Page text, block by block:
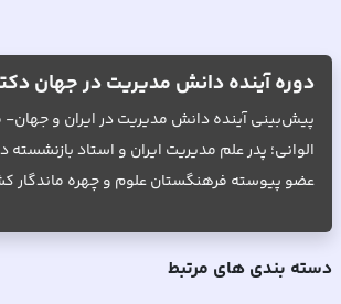
دوره آینده دانش مدیریت در جهان
پیش‌بینی آینده دانش مدیریت در ایران و جهان-
الوانی؛ پدر علم مدیریت ایران و استاد بازنشسته
عضو پیوسته فرهنگستان علوم و چهره ماندگار
دسته بندی های مرتبط